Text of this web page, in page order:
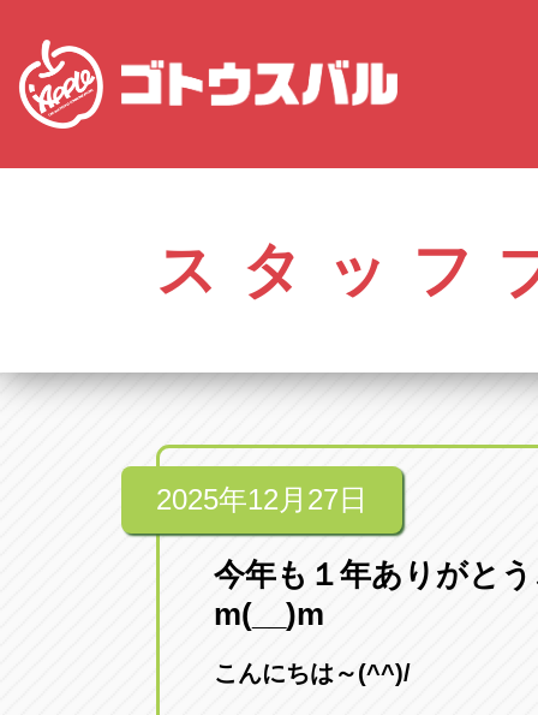
アップル
0561-84-
アップル
0586-28-
0568-85-
愛知県春日井市柏井町4-43-1
アップル春日井中央店
愛知県瀬戸市美濃池町29-1
アップル一宮22号店
愛知県一宮市朝日3-4-12
愛知県春日井市八田町2-1-16
スタッフ
2025年12月27日
今年も１年ありがと
m(__)m
こんにちは～(^^)/